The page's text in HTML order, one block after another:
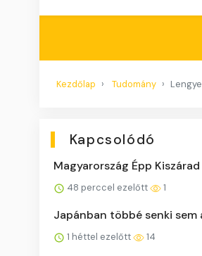
Kezdőlap Tudomány
Kapcsolódó
Magyarország Épp Kiszárad
48 perccel ezelőtt 1
Japánban többé senki sem
1 héttel ezelőtt 14